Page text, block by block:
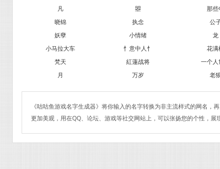
凡
曌
那些
晓锦
执念
公
妖孽
小情绪
龙
小马拉大车
忄意中人忄
花满
梵天
紅蓮战将
一个人
月
万岁 老
《咕咕鱼游戏名字生成器》将你输入的名字转换为非主流样式的网名，
更加美观，用在QQ、论坛、游戏等社交网站上，可以张扬您的个性，展